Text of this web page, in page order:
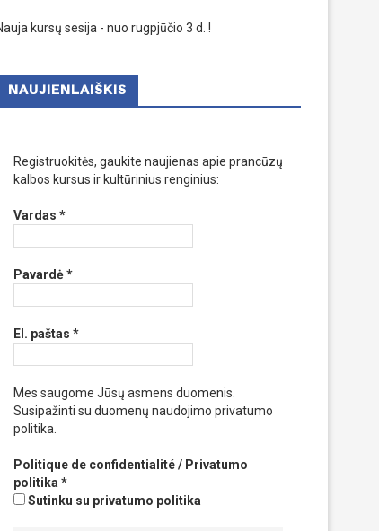
kursų sesija - nuo rugpjūčio 3 d. !
NAUJIENLAIŠKIS
Registruokitės, gaukite naujienas apie prancūzų
kalbos kursus ir kultūrinius renginius:
Vardas *
Pavardė*
El. paštas *
Mes saugome Jūsų asmens duomenis.
Susipažinti su duomenų naudojimo privatumo
politika.
Politique de confidentialité / Privatumo
politika *
Sutinku su privatumo politika